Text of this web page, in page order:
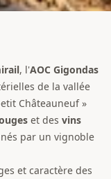
, l'AOC Gigondas
de la vallée
Châteauneuf »
et des vins
par un vignoble
et caractère des